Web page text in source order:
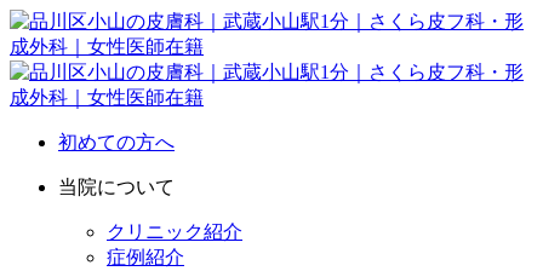
初めての方へ
当院について
クリニック紹介
症例紹介